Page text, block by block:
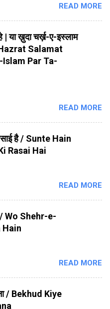
READ MORE
ख़ुदा चर्ख़-ए-इस्लाम
Salamat
Islam Par Ta-
READ MORE
है / Sunte Hain
Rasai Hai
READ MORE
/ Wo Shehr-e-
READ MORE
/ Bekhud Kiye